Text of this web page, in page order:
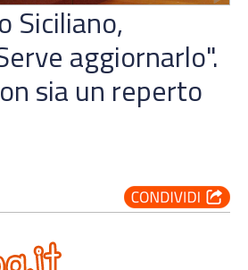
Siciliano,
aggiornarlo".
sia un reperto